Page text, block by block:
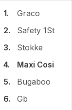
1.
Graco
2.
Safety 1St
3.
Stokke
4.
Maxi Cosi
5.
Bugaboo
6.
Gb